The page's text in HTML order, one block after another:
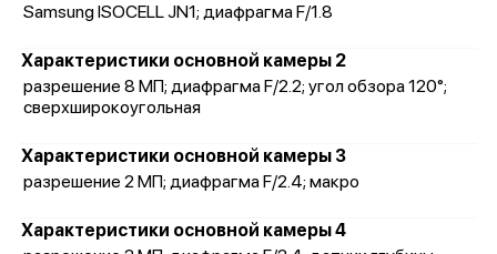
Samsung ISOCELL JN1; диафрагма F/1.8
Характеристики основной камеры 2
разрешение 8 МП; диафрагма F/2.2; угол обзора 120°;
сверхширокоугольная
Характеристики основной камеры 3
разрешение 2 МП; диафрагма F/2.4; макро
Характеристики основной камеры 4